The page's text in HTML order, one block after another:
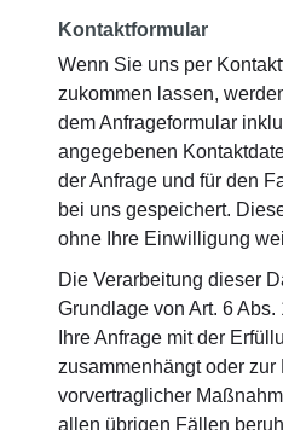
Kontaktformular
Wenn Sie uns per
zukommen lassen,
dem Anfrageformular
angegebenen
der Anfrage und für den
bei uns gespeichert.
ohne Ihre Einwilligung
Die Verarbeitung dieser
Grundlage von Art. 6
Ihre Anfrage mit der
zusammenhängt oder zur
vorvertraglicher
allen übrigen Fällen